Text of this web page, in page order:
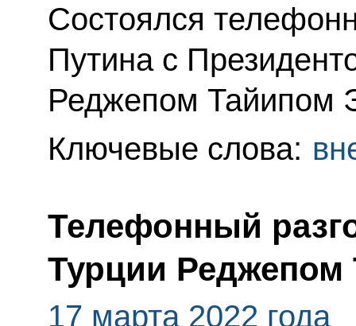
Состоялся
Путина с
Реджепом Тайипом
Ключевые слова:
Телефонный
Турции
17 марта 2022 года